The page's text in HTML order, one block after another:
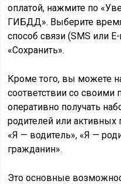
оплатой, нажмите по
ГИБДД». Выберите
способ связи (SMS или
«Сохранить».
Кроме того, вы можете
соответствии со своими
оперативно получать
родителей или
«Я — водитель», «Я —
гражданин».
Это основные